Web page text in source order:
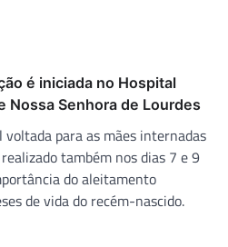
é iniciada no Hospital
Nossa Senhora de Lourdes
voltada para as mães internadas
também nos dias 7 e 9
do aleitamento
de vida do recém-nascido.